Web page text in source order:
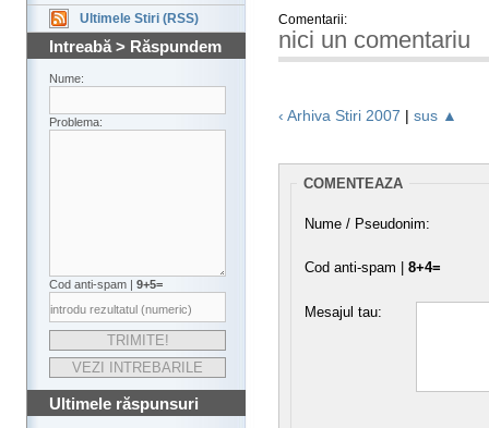
Ultimele Stiri (RSS)
Intreabă > Răspundem
Nume:
Problema:
Cod anti-spam | 9+5=
Ultimele răspunsuri
Comentarii:
nici un comentariu
‹ Arhiva Stiri 2007 | sus ▲
COMENTEAZA
Nume / Pseudonim:
Cod anti-spam | 8+4=
Mesajul tau: